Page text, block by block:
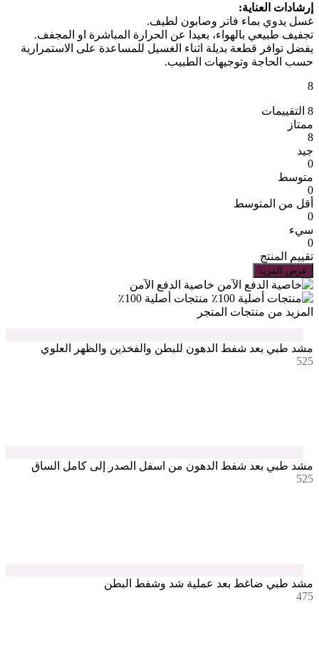
إرشادات العناية:
غسل يدوي بماء فاتر وصابون لطيف.
تجفيف طبيعي بالهواء، بعيدا عن الحرارة المباشرة او المجفف.
يفضل توافر قطعة بديلة اثناء الغسيل للمساعدة على الاستمرارية
حسب الحاجة وتوجيهات الطبيب.
8
8 التقييمات
ممتاز
8
جيد
0
متوسط
0
أقل من المتوسط
0
سيء
0
تقييم المنتج
عرض المزيد
خاصية الدفع الآمن
منتجات أصلية 100٪
المزيد من منتجات المتجر
مشد طبي بعد شفط الدهون للبطن والفخذين والظهر العلوي
525
مشد طبي بعد شفط الدهون من اسفل الصدر إلى كامل الساق
525
مشد طبي ضاغط بعد عملية شد وشفط البطن
475